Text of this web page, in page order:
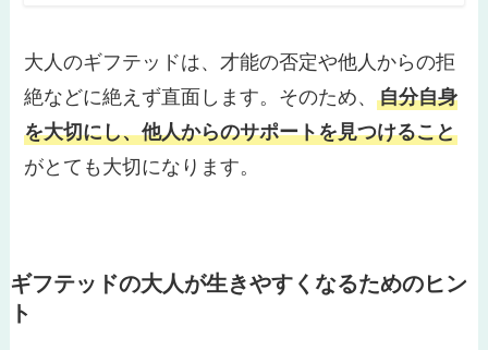
大人のギフテッドは、才能の否定や他人からの拒
絶などに絶えず直面します。そのため、自分自身
を大切にし、他人からのサポートを見つけること
がとても大切になります。
ギフテッドの大人が生きやすくなるためのヒン
ト